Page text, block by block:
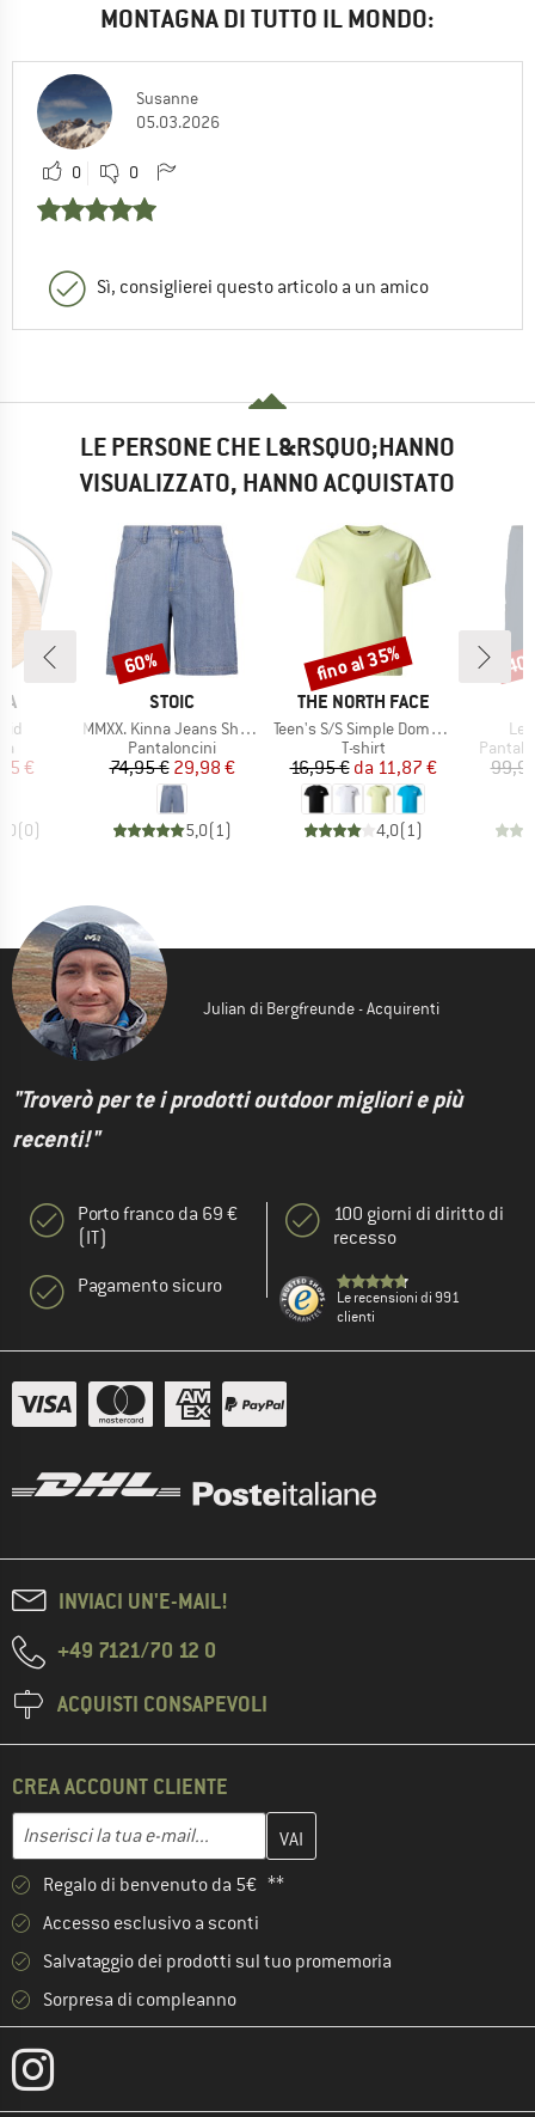
MONTAGNA DI TUTTO IL MONDO:
Susanne
05.03.2026
0 0
Sì, consiglierei questo articolo a un amico
LE PERSONE CHE L&RSQUO;HANNO
VISUALIZZATO, HANNO ACQUISTATO
prodotti
ridotto
€
(0)
MARCHIO
STOIC
Articolo
MMXX. Kinna Jeans Shorts
Gruppo di prodotti
Pantaloncini
Prezzo
74,95 € Prezzo ridotto
29,98 €
5,0(1)
Sconto
60%
MARCHIO
THE NORTH FACE
Articolo
Teen's S/S Simple Dome Tee
Gruppo di prodotti
T-shirt
Prezzo
16,95 € Prezzo ridotto
da 11,87 €
4,0(1)
Sconto
fino al 35%
Julian di Bergfreunde - Acquirenti
"Troverò per te i prodotti outdoor migliori e più
recenti!"
Porto franco da 69 €
(IT)
Pagamento sicuro
100 giorni di diritto di
recesso
Le recensioni di 991
clienti
INVIACI UN'E-MAIL!
+49 7121/70 12 0
ACQUISTI CONSAPEVOLI
CREA ACCOUNT CLIENTE
Indirizzo e-mail
Inserisci qui il tuo indirizzo e-mail e crea il tuo account cliente
Regalo di benvenuto da 5€ **
Accesso esclusivo a sconti
Salvataggio dei prodotti sul tuo promemoria
Sorpresa di compleanno